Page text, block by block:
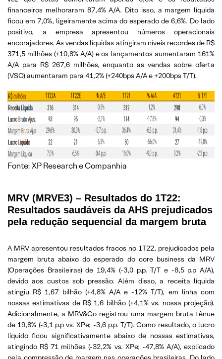
financeiros melhoraram 87,4% A/A. Dito isso, a margem líquida
ficou em 7,0%, ligeiramente acima do esperado de 6,6%. Do lado
positivo, a empresa apresentou números operacionais
encorajadores. As vendas líquidas atingiram níveis recordes de R$
371,5 milhões (+10,8% A/A) e os lançamentos aumentaram 161%
A/A para R$ 267,6 milhões, enquanto as vendas sobre oferta
(VSO) aumentaram para 41,2% (+240bps A/A e +200bps T/T).
Fonte: XP Research e Companhia
MRV (MRVE3) – Resultados do 1T22:
Resultados saudáveis da AHS prejudicados
pela redução sequencial da margem bruta
A MRV apresentou resultados fracos no 1T22, prejudicados pela
margem bruta abaixo do esperado do core business da MRV
(Operações Brasileiras) de 19,4% (-3,0 p.p. T/T e -8,5 p.p A/A),
devido aos custos sob pressão. Além disso, a receita líquida
atingiu R$ 1,67 bilhão (+4,8% A/A e -12% T/T), em linha com
nossas estimativas de R$ 1,6 bilhão (+4,1% vs. nossa projeção).
Adicionalmente, a MRV&Co registrou uma margem bruta tênue
de 19,8% (-3,1 p.p vs. XPe; -3,6 p.p. T/T). Como resultado, o lucro
líquido ficou significativamente abaixo de nossas estimativas,
atingindo R$ 71 milhões (-32,2% vs. XPe; -47,8% A/A), explicado